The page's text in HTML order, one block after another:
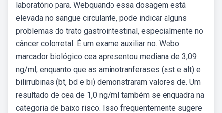
laboratório para. Webquando essa dosagem está
elevada no sangue circulante, pode indicar alguns
problemas do trato gastrointestinal, especialmente no
câncer colorretal. É um exame auxiliar no. Webo
marcador biológico cea apresentou mediana de 3,09
ng/ml, enquanto que as aminotranferases (ast e alt) e
bilirrubinas (bt, bd e bi) demonstraram valores de. Um
resultado de cea de 1,0 ng/ml também se enquadra na
categoria de baixo risco. Isso frequentemente sugere